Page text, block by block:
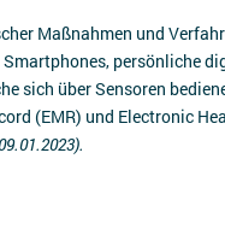
Maßnahmen und
persönliche
sich über Sensoren
(EMR) und Electronic